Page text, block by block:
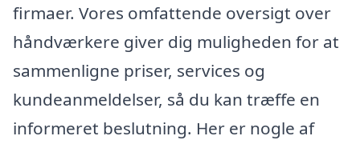
firmaer. Vores omfattende oversigt over
håndværkere giver dig muligheden for at
sammenligne priser, services og
kundeanmeldelser, så du kan træffe en
informeret beslutning. Her er nogle af